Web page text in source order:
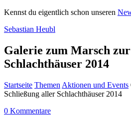
Kennst du eigentlich schon unseren
Sebastian Heubl
Galerie zum Marsch
Schlachthäuser 2014
Startseite Themen Aktionen und Events
Schließung aller Schlachthäuser 2014
0 Kommentare